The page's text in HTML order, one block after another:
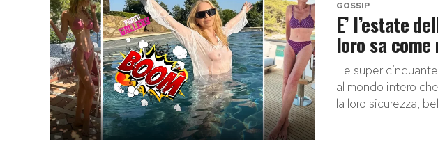
GOSSIP
E’ l’estate
loro sa
Le super
al mondo intero
la loro sicurezza,